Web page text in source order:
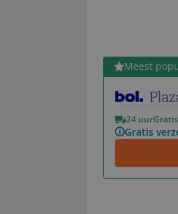
Meest
24 uur
Gratis
Bekijk product